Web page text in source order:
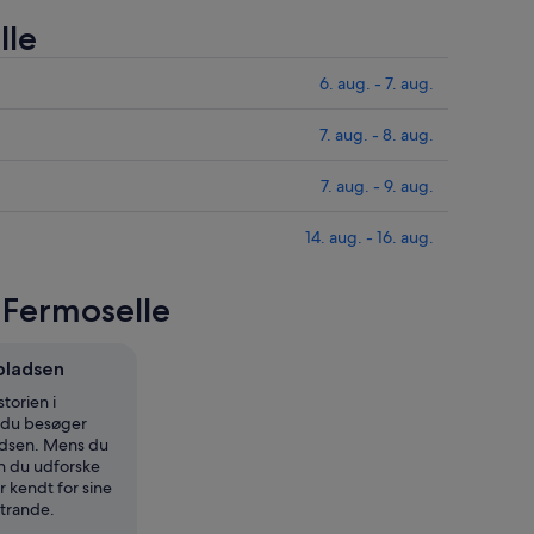
6. aug. - 7. aug.
7. aug. - 8. aug.
7. aug. - 9. aug.
14. aug. - 16. aug.
i
besøger
Mens du
du udforske
kendt for sine